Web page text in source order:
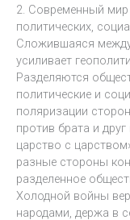
2. Современный
политических,
Сложившаяся
усиливает
Разделяются
политические и
поляризации
против брата и
царство с
разные стороны
разделенное
Холодной войны
народами, держа в